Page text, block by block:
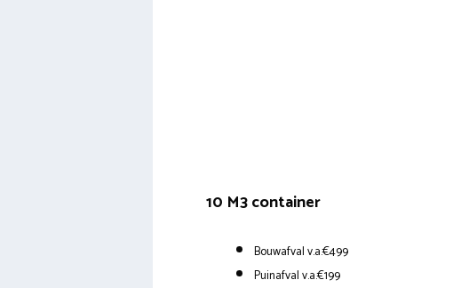
10 M3 container
Bouwafval v.a.€499
Puinafval v.a.€199